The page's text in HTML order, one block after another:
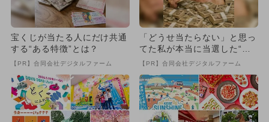
宝くじが当たる人にだけ共通
する“ある特徴”とは？
【PR】合同会社デジタルファーム
「どうせ当たらない」と思っ
てた私が本当に当選した“買
い方”がこれ
【PR】合同会社デジタルファーム